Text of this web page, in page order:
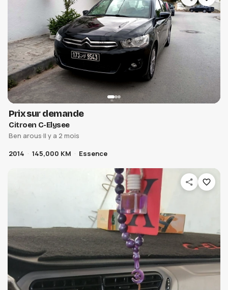
Prix sur demande
Citroen C-Elysee
Ben arous·Il y a 2 mois
2014
145,000 KM Essence